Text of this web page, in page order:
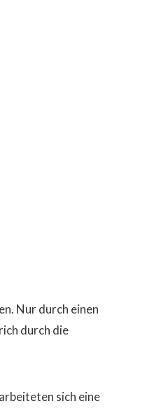
Nur durch einen
durch die
sich eine